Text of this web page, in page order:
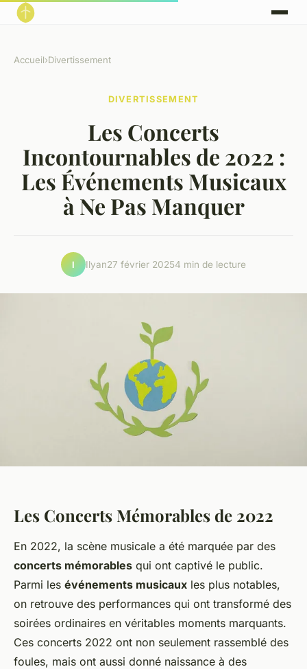
Accueil›Divertissement
DIVERTISSEMENT
Les Concerts
Incontournables de 2022 :
Les Événements Musicaux
à Ne Pas Manquer
I Ilyan27 février 20254 min de lecture
Les Concerts Mémorables de 2022
En 2022, la scène musicale a été marquée par des
concerts mémorables qui ont captivé le public.
Parmi les événements musicaux les plus notables,
on retrouve des performances qui ont transformé des
soirées ordinaires en véritables moments marquants.
Ces concerts 2022 ont non seulement rassemblé des
foules, mais ont aussi donné naissance à des